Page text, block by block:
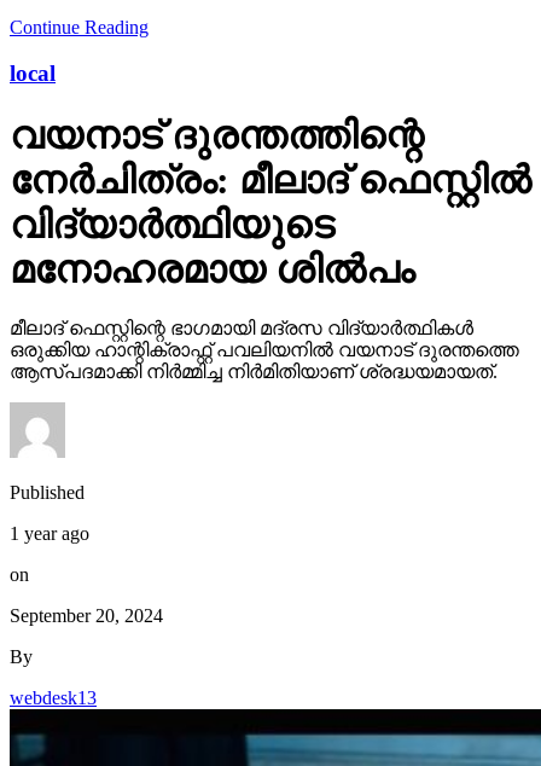
Continue Reading
local
വയനാട് ദുരന്തത്തിന്റെ
നേർചിത്രം: മീലാദ് ഫെസ്റ്റിൽ
വിദ്യാർത്ഥിയുടെ
മനോഹരമായ ശിൽപം
മീലാദ് ഫെസ്റ്റിന്റെ ഭാഗമായി മദ്രസ വിദ്യാർത്ഥികൾ
ഒരുക്കിയ ഹാന്റിക്രാഫ്റ്റ് പവലിയനിൽ വയനാട് ദുരന്തത്തെ
ആസ്പദമാക്കി നിർമ്മിച്ച നിർമിതിയാണ് ശ്രദ്ധയമായത്.
Published
1 year ago
on
September 20, 2024
By
webdesk13